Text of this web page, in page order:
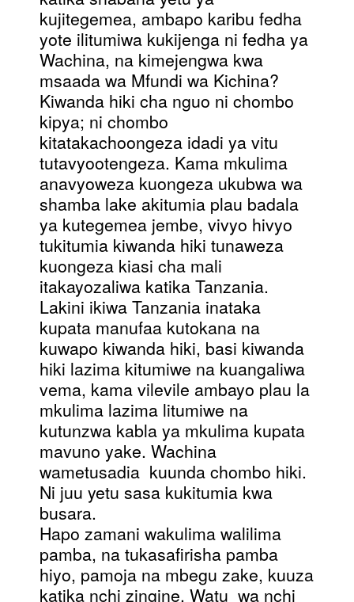
kujitegemea, ambapo karibu fedha
yote ilitumiwa kukijenga ni fedha ya
Wachina, na kimejengwa kwa
msaada wa Mfundi wa Kichina?
Kiwanda hiki cha nguo ni chombo
kipya; ni chombo
kitatakachoongeza idadi ya vitu
tutavyootengeza. Kama mkulima
anavyoweza kuongeza ukubwa wa
shamba lake akitumia plau badala
ya kutegemea jembe, vivyo hivyo
tukitumia kiwanda hiki tunaweza
kuongeza kiasi cha mali
itakayozaliwa katika Tanzania.
Lakini ikiwa Tanzania inataka
kupata manufaa kutokana na
kuwapo kiwanda hiki, basi kiwanda
hiki lazima kitumiwe na kuangaliwa
vema, kama vilevile ambayo plau la
mkulima lazima litumiwe na
kutunzwa kabla ya mkulima kupata
mavuno yake. Wachina
wametusadia kuunda chombo hiki.
Ni juu yetu sasa kukitumia kwa
busara.
Hapo zamani wakulima walilima
pamba, na tukasafirisha pamba
hiyo, pamoja na mbegu zake, kuuza
katika nchi zingine. Watu wa nchi